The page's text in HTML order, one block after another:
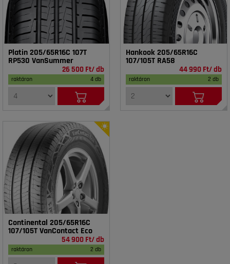
Platin 205/65R16C 107T
RP530 VanSummer
26 500 Ft/ db
raktáron 4 db
Hankook 205/65R16C
107/105T RA58
44 990 Ft/ db
raktáron 2 db
Continental 205/65R16C
107/105T VanContact Eco
54 900 Ft/ db
raktáron 2 db